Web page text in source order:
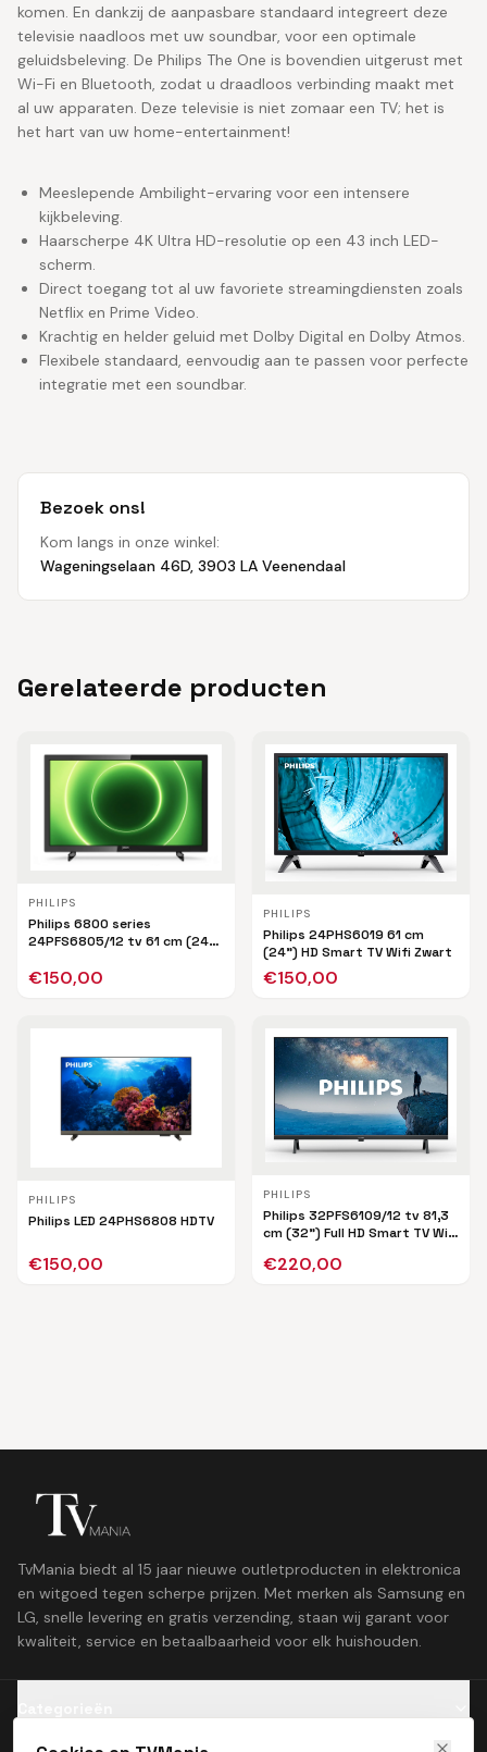
komen. En dankzij de aanpasbare standaard integreert deze
televisie naadloos met uw soundbar, voor een optimale
geluidsbeleving. De Philips The One is bovendien uitgerust met
Wi-Fi en Bluetooth, zodat u draadloos verbinding maakt met
al uw apparaten. Deze televisie is niet zomaar een TV; het is
het hart van uw home-entertainment!
Meeslepende Ambilight-ervaring voor een intensere
kijkbeleving.
Haarscherpe 4K Ultra HD-resolutie op een 43 inch LED-
scherm.
Direct toegang tot al uw favoriete streamingdiensten zoals
Netflix en Prime Video.
Krachtig en helder geluid met Dolby Digital en Dolby Atmos.
Flexibele standaard, eenvoudig aan te passen voor perfecte
integratie met een soundbar.
Bezoek ons!
Kom langs in onze winkel:
Wageningselaan 46D, 3903 LA Veenendaal
Gerelateerde producten
PHILIPS
Philips 6800 series
24PFS6805/12 tv 61 cm (24")
€150,00
PHILIPS
Philips 24PHS6019 61 cm
(24") HD Smart TV Wifi Zwart
€150,00
PHILIPS
Philips LED 24PHS6808 HDTV
€150,00
PHILIPS
Philips 32PFS6109/12 tv 81,3
cm (32") Full HD Smart TV Wifi
€220,00
TvMania biedt al 15 jaar nieuwe outletproducten in elektronica
en witgoed tegen scherpe prijzen. Met merken als Samsung en
LG, snelle levering en gratis verzending, staan wij garant voor
kwaliteit, service en betaalbaarheid voor elk huishouden.